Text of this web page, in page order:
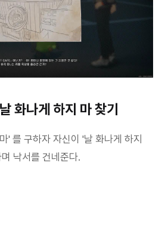
화나게 하지 마 찾기
' 를 구하자 자신이 '날 화나게 하지
낙서를 건네준다.